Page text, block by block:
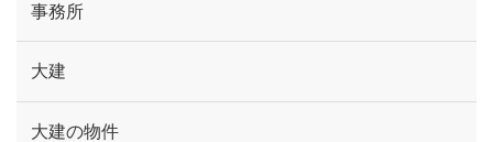
事務所
大建
大建の物件